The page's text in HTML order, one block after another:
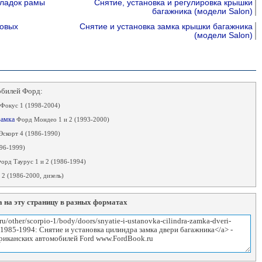
рамы
Снятие, установка и регулировка крышки
багажника (модели Salon)
Снятие и установка замка крышки багажника
(модели Salon)
Форд:
1 (1998-2004)
Форд Мондео 1 и 2 (1993-2000)
4 (1986-1990)
1999)
Таурус 1 и 2 (1986-1994)
(1986-2000, дизель)
на эту страницу в разных форматах